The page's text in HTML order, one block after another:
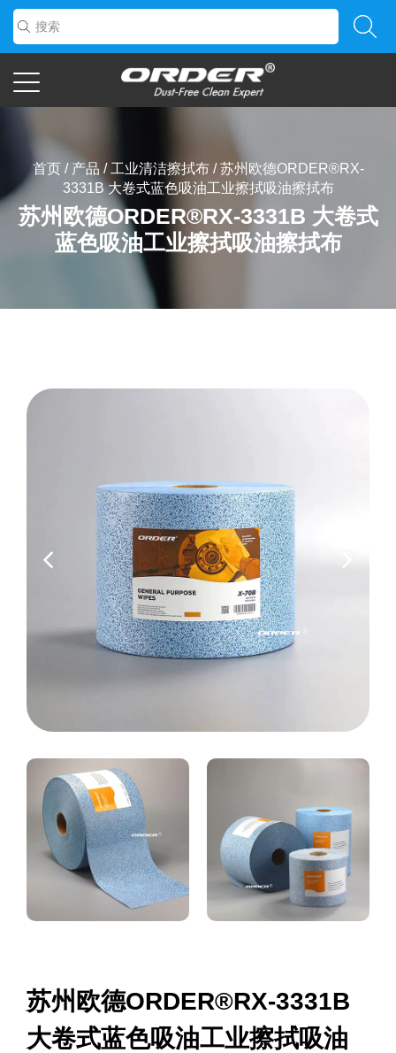
首页/ 产品 / 工业清洁擦拭布/苏州欧德ORDER®RX-
3331B 大卷式蓝色吸油工业擦拭吸油擦拭布
苏州欧德ORDER®RX-3331B 大卷式
蓝色吸油工业擦拭吸油擦拭布
苏州欧德ORDER®RX-3331B
大卷式蓝色吸油工业擦拭吸油